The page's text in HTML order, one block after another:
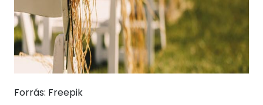
Forrás: Freepik